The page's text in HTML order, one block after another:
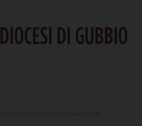
DIOCESI DI GUBBIO